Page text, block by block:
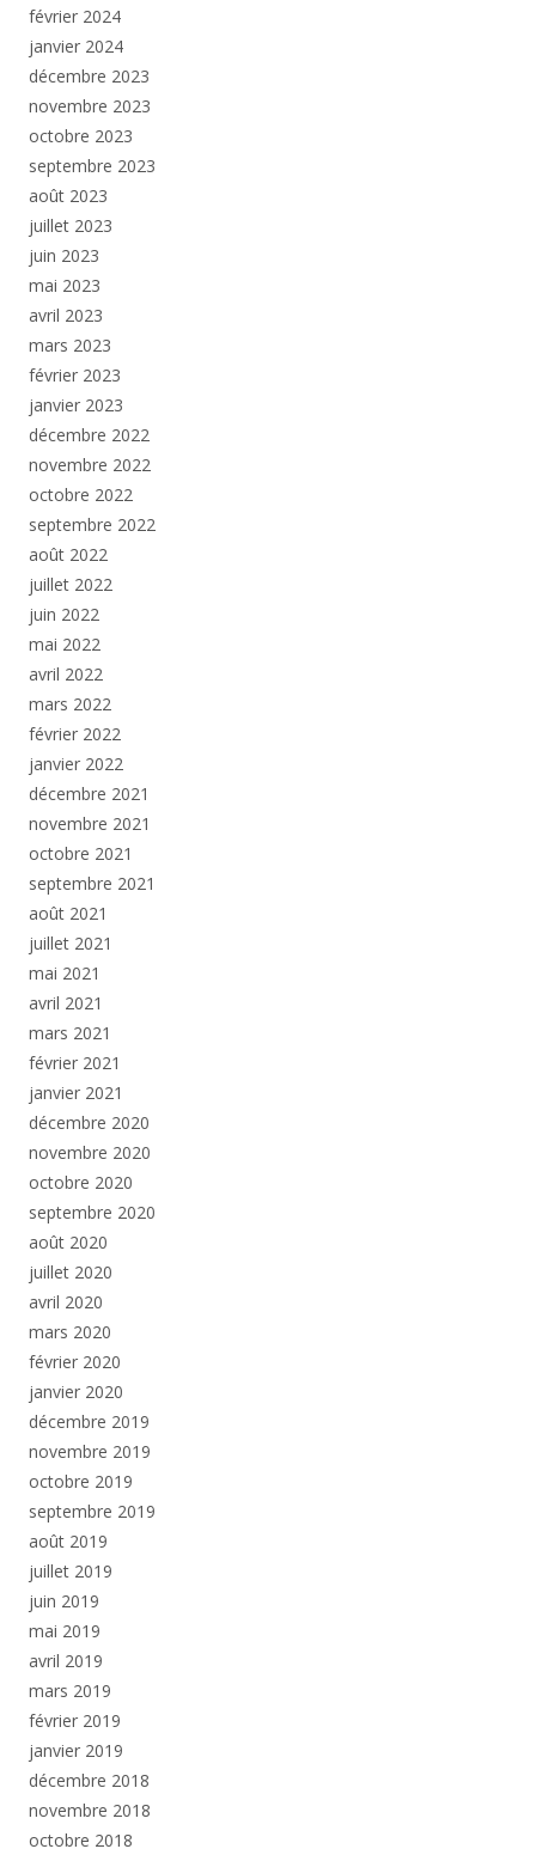
février 2024
janvier 2024
décembre 2023
novembre 2023
octobre 2023
septembre 2023
août 2023
juillet 2023
juin 2023
mai 2023
avril 2023
mars 2023
février 2023
janvier 2023
décembre 2022
novembre 2022
octobre 2022
septembre 2022
août 2022
juillet 2022
juin 2022
mai 2022
avril 2022
mars 2022
février 2022
janvier 2022
décembre 2021
novembre 2021
octobre 2021
septembre 2021
août 2021
juillet 2021
mai 2021
avril 2021
mars 2021
février 2021
janvier 2021
décembre 2020
novembre 2020
octobre 2020
septembre 2020
août 2020
juillet 2020
avril 2020
mars 2020
février 2020
janvier 2020
décembre 2019
novembre 2019
octobre 2019
septembre 2019
août 2019
juillet 2019
juin 2019
mai 2019
avril 2019
mars 2019
février 2019
janvier 2019
décembre 2018
novembre 2018
octobre 2018